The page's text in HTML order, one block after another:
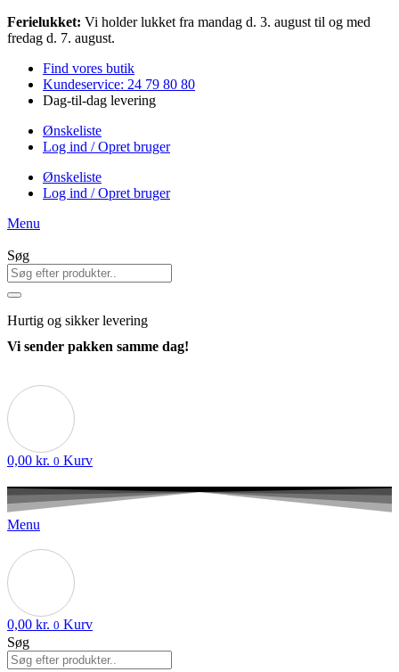
Videre
til
Ferielukket: Vi holder lukket fra mandag d. 3. august til og med
fredag d. 7. august.
Find vores butik
Kundeservice: 24 79 80 80
Dag-til-dag levering
Ønskeliste
Log ind / Opret bruger
Ønskeliste
Log ind / Opret bruger
Menu
Søg
Hurtig og sikker levering
Vi sender pakken samme dag!
0,00 kr. 0 Kurv
Menu
0,00 kr. 0 Kurv
Søg